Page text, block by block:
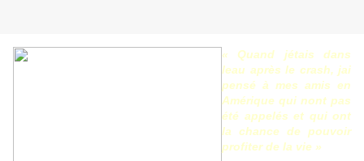
« Quand jétais dans
leau après le crash, jai
pensé à mes amis en
Amérique qui nont pas
été appelés et qui ont
la chance de pouvoir
profiter de la vie »